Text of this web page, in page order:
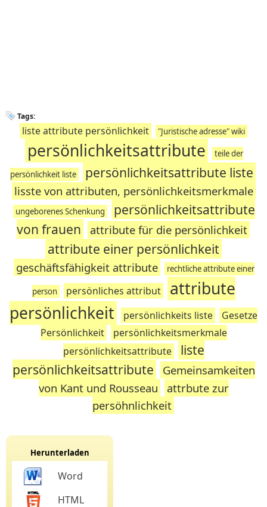
Tags:
liste attribute persönlichkeit "Juristische adresse" wiki
persönlichkeitsattribute
teile der
persönlichkeit liste
persönlichkeitsattribute liste
lisste von attributen, persönlichkeitsmerkmale
ungeborenes Schenkung
persönlichkeitsattribute
von frauen
attribute für die persönlichkeit
attribute einer persönlichkeit
geschäftsfähigkeit attribute rechtliche attribute einer
person persönliches attribut
attribute
persönlichkeit
persönlichkeits liste
Gesetze
Persönlichkeit
persönlichkeitsmerkmale
persönlichkeitsattribute
liste
persönlichkeitsattribute
Gemeinsamkeiten
von Kant und Rousseau
attrbute zur
persöhnlichkeit
Herunterladen
Word
HTML